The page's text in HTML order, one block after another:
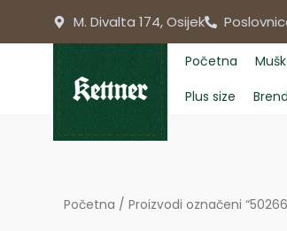
M. Divalta 174, Osijek
Početna
Plus size
Početna / Proizvodi označeni